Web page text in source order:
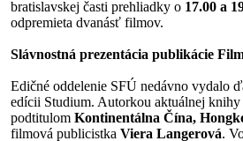
bratislavskej časti prehliadky o 17.00 a
odpremieta dvanásť filmov.
Slávnostná prezentácia publikácie
Edičné oddelenie SFÚ nedávno vydalo
edícii Studium. Autorkou aktuálnej
podtitulomKontinentálna Čína,
filmová publicistkaViera Langerová.